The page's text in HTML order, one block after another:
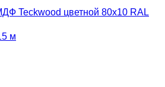
Teckwood цветной 80х10 RAL